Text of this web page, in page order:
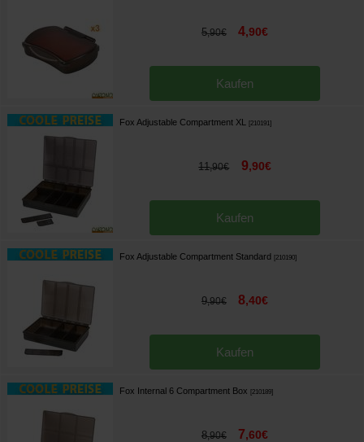
5,90€ 4,90€
Kaufen
Fox Adjustable Compartment XL [210191]
11,90€ 9,90€
Kaufen
Fox Adjustable Compartment Standard [210190]
9,90€ 8,40€
Kaufen
Fox Internal 6 Compartment Box [210189]
8,90€ 7,60€